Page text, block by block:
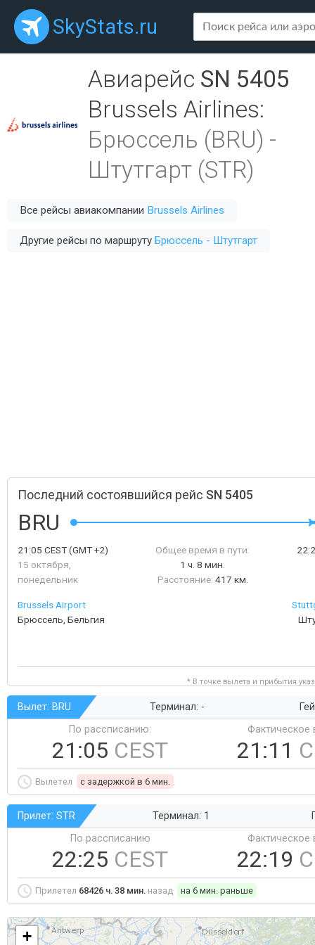
SkyStats.ru
Авиарейс SN 5405
Brussels Airlines:
Брюссель (BRU) -
Штутгарт (STR)
Все рейсы авиакомпании Brussels Airlines
Другие рейсы по маршруту Брюссель - Штутгарт
Последний состоявшийся рейс SN 5405
BRU
21:05 CEST(GMT +2)
15 октября,
понедельник
Общее время в пути:
1 ч. 8 мин.
Расстояние: 417 км.
Brussels Airport
Брюссель, Бельгия
* В точке вылета и прибытия
Вылет: BRU Терминал: -
По рассписанию:
21:05 CEST
Фактическое
21:11
Вылетел c задержкой в 6 мин.
Прилет: STR Терминал: 1
По рассписанию
22:25 CEST
Фактическое
22:19
Прилетел 68426 ч. 38 мин. назад на 6 мин. раньше
+